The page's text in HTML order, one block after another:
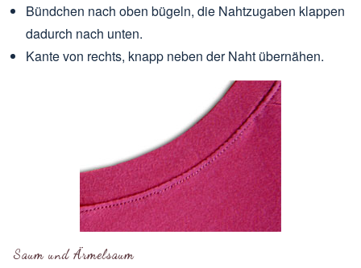
Bündchen nach oben bügeln, die Nahtzugaben klappen
dadurch nach unten.
Kante von rechts, knapp neben der Naht übernähen.
Saum und Ärmelsaum